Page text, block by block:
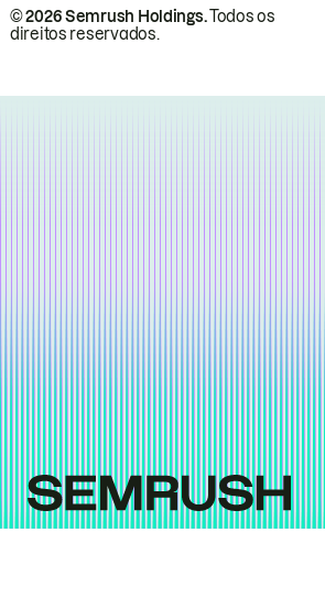
© 2026 Semrush Holdings.Todos os
direitos reservados.